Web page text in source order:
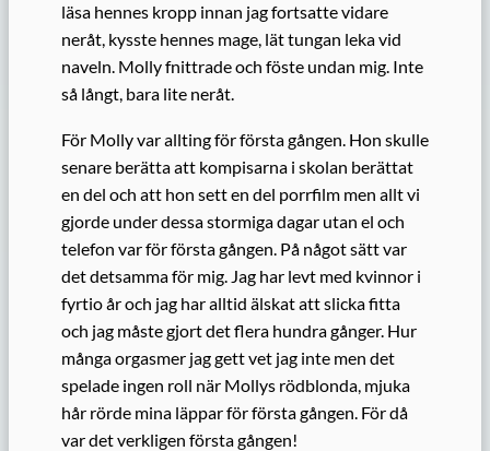
läsa hennes kropp innan jag fortsatte vidare
neråt, kysste hennes mage, lät tungan leka vid
naveln. Molly fnittrade och föste undan mig. Inte
så långt, bara lite neråt.
För Molly var allting för första gången. Hon skulle
senare berätta att kompisarna i skolan berättat
en del och att hon sett en del porrfilm men allt vi
gjorde under dessa stormiga dagar utan el och
telefon var för första gången. På något sätt var
det detsamma för mig. Jag har levt med kvinnor i
fyrtio år och jag har alltid älskat att slicka fitta
och jag måste gjort det flera hundra gånger. Hur
många orgasmer jag gett vet jag inte men det
spelade ingen roll när Mollys rödblonda, mjuka
hår rörde mina läppar för första gången. För då
var det verkligen första gången!